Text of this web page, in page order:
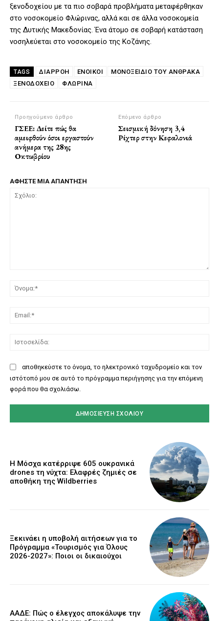
ξενοδοχείου με τα πιο σοβαρά προβλήματα μεταφέρθηκαν
στο νοσοκομείο Φλώρινας, αλλά και σε άλλα νοσοκομεία
της Δυτικής Μακεδονίας. Ένα άτομο σε σοβαρή κατάσταση
νοσηλεύεται στο νοσοκομείο της Κοζάνης.
TAGS ΔΙΑΡΡΟΗ ΈΝΟΙΚΟΙ
ΜΟΝΟΞΕΊΔΙΟ ΤΟΥ ΆΝΘΡΑΚΑ
ΞΕΝΟΔΟΧΕΙΟ
ΦΛΏΡΙΝΑ
Προηγούμενο άρθρο
ΓΣΕΕ: Δείτε πώς θα
αμειφθούν όσοι εργαστούν
ανήμερα της 28ης
Οκτωβρίου
Επόμενο άρθρο
Σεισμική δόνηση 3,4
Ρίχτερ στην Κεφαλονιά
ΑΦΗΣΤΕ ΜΙΑ ΑΠΑΝΤΗΣΗ
αποθηκεύστε το όνομα, το ηλεκτρονικό ταχυδρομείο και τον
ιστότοπό μου σε αυτό το πρόγραμμα περιήγησης για την επόμενη
φορά που θα σχολιάσω.
Η Μόσχα κατέρριψε 605 ουκρανικά
drones τη νύχτα: Ελαφρές ζημιές σε
αποθήκη της Wildberries
Ξεκινάει η υποβολή αιτήσεων για το
Πρόγραμμα «Τουρισμός για Όλους
2026-2027»: Ποιοι οι δικαιούχοι
ΑΑΔΕ: Πώς ο έλεγχος αποκάλυψε την